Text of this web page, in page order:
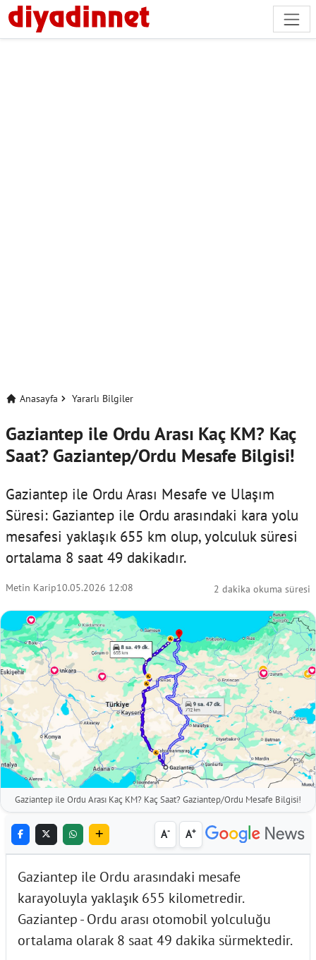
Anasayfa Yararlı Bilgiler
Gaziantep ile Ordu Arası Kaç KM? Kaç
Saat? Gaziantep/Ordu Mesafe Bilgisi!
Gaziantep ile Ordu Arası Mesafe ve Ulaşım
Süresi: Gaziantep ile Ordu arasındaki kara yolu
mesafesi yaklaşık 655 km olup, yolculuk süresi
ortalama 8 saat 49 dakikadır.
Metin Karip10.05.2026 12:08 2 dakika okuma süresi
Gaziantep ile Ordu Arası Kaç KM? Kaç Saat? Gaziantep/Ordu Mesafe Bilgisi!
A- A+
Gaziantep ile Ordu arasındaki mesafe
karayoluyla yaklaşık 655 kilometredir.
Gaziantep - Ordu arası otomobil yolculuğu
ortalama olarak 8 saat 49 dakika sürmektedir.